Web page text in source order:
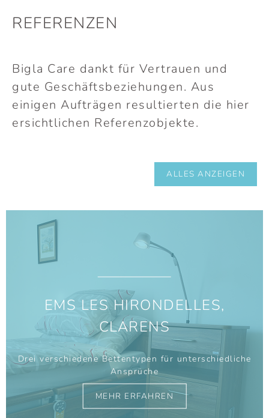
REFERENZEN
Bigla Care dankt für Vertrauen und
gute Geschäftsbeziehungen. Aus
einigen Aufträgen resultierten die hier
ersichtlichen Referenzobjekte.
ALLES ANZEIGEN
EMS LES HIRONDELLES,
CLARENS
Drei verschiedene Bettentypen für unterschiedliche
Ansprüche
MEHR ERFAHREN